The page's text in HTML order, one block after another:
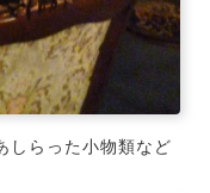
しらった小物類など